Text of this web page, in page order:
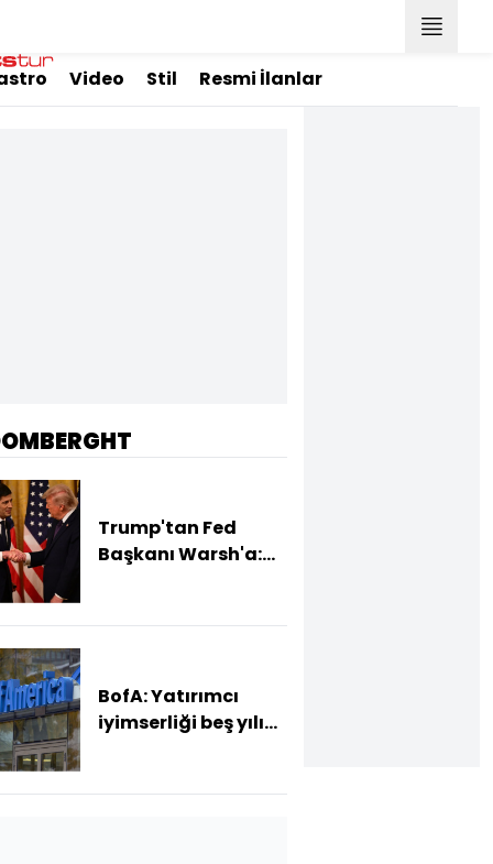
Video Stil Resmi İlanlar
Trump'tan Fed
Başkanı Warsh'a:
değil
BofA: Yatırımcı
iyimserliği beş yılın